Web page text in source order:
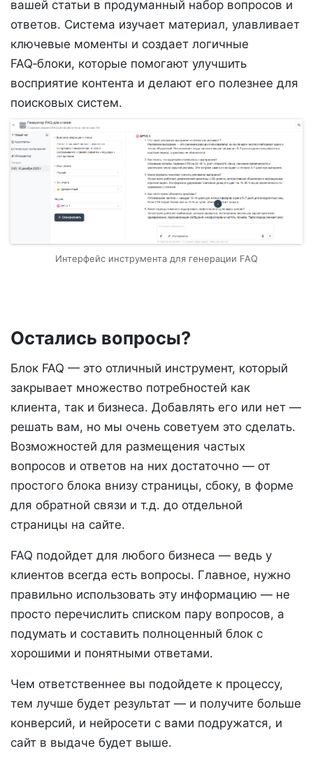
вашей статьи в продуманный набор вопросов и
ответов. Система изучает материал, улавливает
ключевые моменты и создает логичные
FAQ‑блоки, которые помогают улучшить
восприятие контента и делают его полезнее для
поисковых систем.
Интерфейс инструмента для генерации FAQ
Остались вопросы?
Блок FAQ — это отличный инструмент, который
закрывает множество потребностей как
клиента, так и бизнеса. Добавлять его или нет —
решать вам, но мы очень советуем это сделать.
Возможностей для размещения частых
вопросов и ответов на них достаточно — от
простого блока внизу страницы, сбоку, в форме
для обратной связи и т.д. до отдельной
страницы на сайте.
FAQ подойдет для любого бизнеса — ведь у
клиентов всегда есть вопросы. Главное, нужно
правильно использовать эту информацию — не
просто перечислить списком пару вопросов, а
подумать и составить полноценный блок с
хорошими и понятными ответами.
Чем ответственнее вы подойдете к процессу,
тем лучше будет результат — и получите больше
конверсий, и нейросети с вами подружатся, и
сайт в выдаче будет выше.